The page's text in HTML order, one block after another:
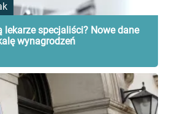
lekarze specjaliści? Nowe dane
wynagrodzeń